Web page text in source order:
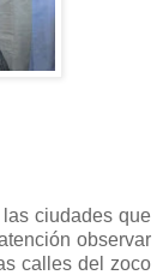
ciudades que
observar
calles del zoco